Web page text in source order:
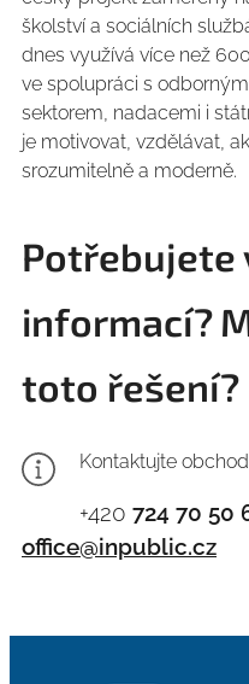
školství a sociálních
dnes využívá více než
ve spolupráci s
sektorem, nadacemi i
je motivovat, vzdělávat,
srozumitelně a moderně.
Potřebujete
informací?
toto řešení?
Kontaktujte
+420 724 70 50
office@inpublic.cz